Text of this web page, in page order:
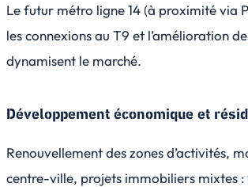
Le futur métro ligne 14 (à proximité via
les connexions au T9 et l’amélioration
dynamisent le marché.
Développement économique et
Renouvellement des zones d’activités,
centre-ville, projets immobiliers mixtes :